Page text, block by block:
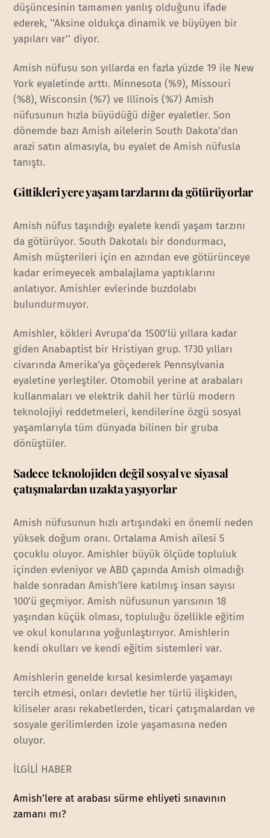
düşüncesinin tamamen yanlış olduğunu ifade
ederek, ‘’Aksine oldukça dinamik ve büyüyen bir
yapıları var’’ diyor.
Amish nüfusu son yıllarda en fazla yüzde 19 ile New
York eyaletinde arttı. Minnesota (%9), Missouri
(%8), Wisconsin (%7) ve Illinois (%7) Amish
nüfusunun hızla büyüdüğü diğer eyaletler. Son
dönemde bazı Amish ailelerin South Dakota’dan
arazi satın almasıyla, bu eyalet de Amish nüfusla
tanıştı.
Gittikleri yere yaşam tarzlarını da götürüyorlar
Amish nüfus taşındığı eyalete kendi yaşam tarzını
da götürüyor. South Dakotalı bir dondurmacı,
Amish müşterileri için en azından eve götürünceye
kadar erimeyecek ambalajlama yaptıklarını
anlatıyor. Amishler evlerinde buzdolabı
bulundurmuyor.
Amishler, kökleri Avrupa’da 1500’lü yıllara kadar
giden Anabaptist bir Hristiyan grup. 1730 yılları
civarında Amerika’ya göçederek Pennsylvania
eyaletine yerleştiler. Otomobil yerine at arabaları
kullanmaları ve elektrik dahil her türlü modern
teknolojiyi reddetmeleri, kendilerine özgü sosyal
yaşamlarıyla tüm dünyada bilinen bir gruba
dönüştüler.
Sadece teknolojiden değil sosyal ve siyasal
çatışmalardan uzakta yaşıyorlar
Amish nüfusunun hızlı artışındaki en önemli neden
yüksek doğum oranı. Ortalama Amish ailesi 5
çocuklu oluyor. Amishler büyük ölçüde topluluk
içinden evleniyor ve ABD çapında Amish olmadığı
halde sonradan Amish’lere katılmış insan sayısı
100’ü geçmiyor. Amish nüfusunun yarısının 18
yaşından küçük olması, topluluğu özellikle eğitim
ve okul konularına yoğunlaştırıyor. Amishlerin
kendi okulları ve kendi eğitim sistemleri var.
Amishlerin genelde kırsal kesimlerde yaşamayı
tercih etmesi, onları devletle her türlü ilişkiden,
kiliseler arası rekabetlerden, ticari çatışmalardan ve
sosyale gerilimlerden izole yaşamasına neden
oluyor.
İLGİLİ HABER
Amish’lere at arabası sürme ehliyeti sınavının
zamanı mı?